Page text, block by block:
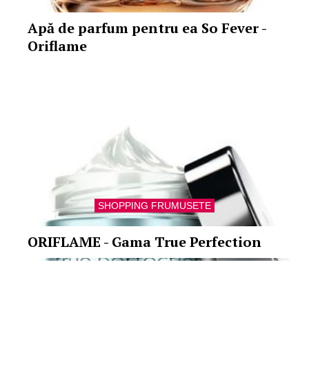
Apă de parfum pentru ea So Fever -
Oriflame
SHOPPING FRUMUSETE
ORIFLAME - Gama True Perfection